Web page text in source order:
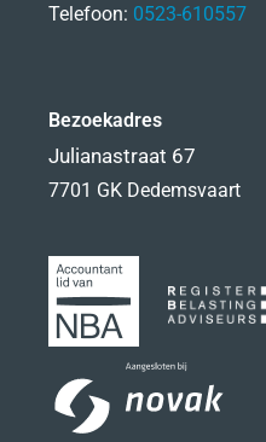
Telefoon: 0523-610557
Bezoekadres
Julianastraat 67
7701 GK Dedemsvaart